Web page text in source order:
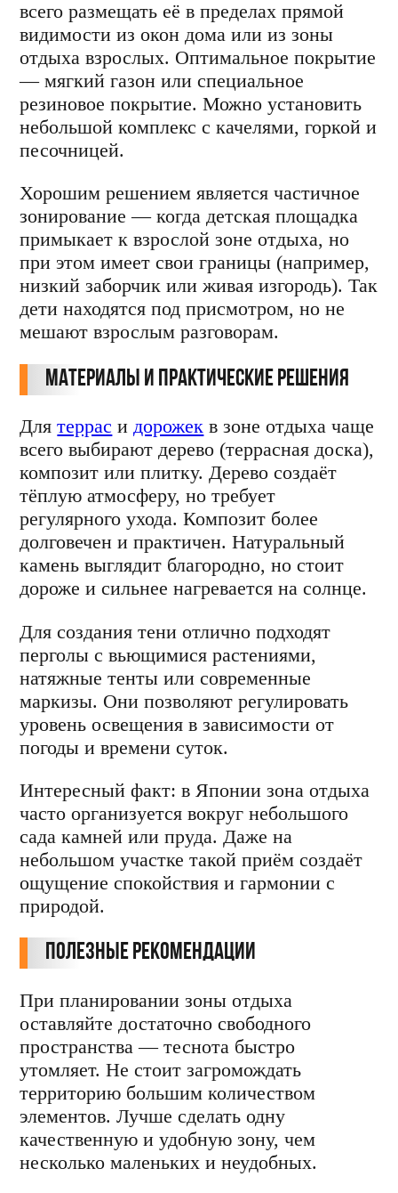
всего размещать её в пределах прямой
видимости из окон дома или из зоны
отдыха взрослых. Оптимальное покрытие
— мягкий газон или специальное
резиновое покрытие. Можно установить
небольшой комплекс с качелями, горкой и
песочницей.
Хорошим решением является частичное
зонирование — когда детская площадка
примыкает к взрослой зоне отдыха, но
при этом имеет свои границы (например,
низкий заборчик или живая изгородь). Так
дети находятся под присмотром, но не
мешают взрослым разговорам.
Материалы и практические решения
Длятеррас идорожек в зоне отдыха чаще
всего выбирают дерево (террасная доска),
композит или плитку. Дерево создаёт
тёплую атмосферу, но требует
регулярного ухода. Композит более
долговечен и практичен. Натуральный
камень выглядит благородно, но стоит
дороже и сильнее нагревается на солнце.
Для создания тени отлично подходят
перголы с вьющимися растениями,
натяжные тенты или современные
маркизы. Они позволяют регулировать
уровень освещения в зависимости от
погоды и времени суток.
Интересный факт: в Японии зона отдыха
часто организуется вокруг небольшого
сада камней или пруда. Даже на
небольшом участке такой приём создаёт
ощущение спокойствия и гармонии с
природой.
Полезные рекомендации
При планировании зоны отдыха
оставляйте достаточно свободного
пространства — теснота быстро
утомляет. Не стоит загромождать
территорию большим количеством
элементов. Лучше сделать одну
качественную и удобную зону, чем
несколько маленьких и неудобных.